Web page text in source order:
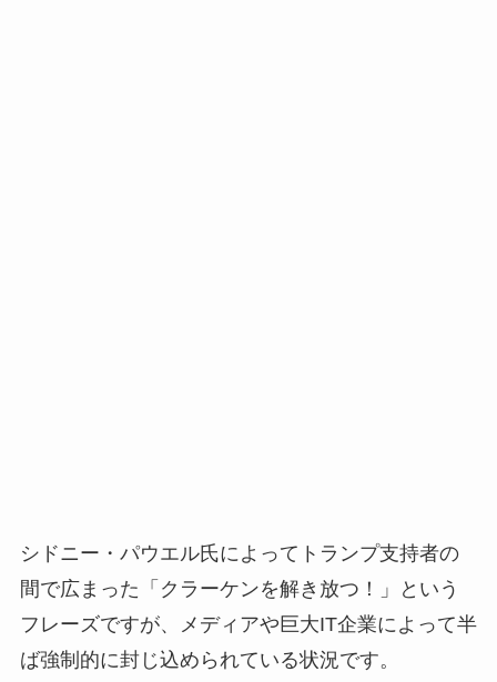
シドニー・パウエル氏によってトランプ支持者の
間で広まった「クラーケンを解き放つ！」という
フレーズですが、メディアや巨大IT企業によって半
ば強制的に封じ込められている状況です。